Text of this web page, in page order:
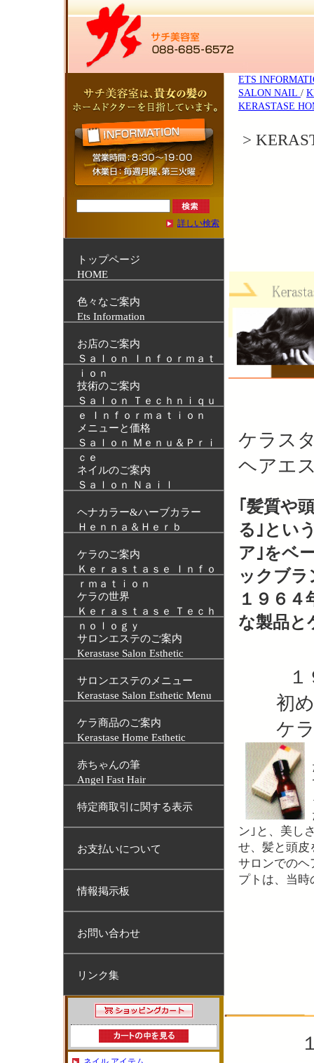
詳しい検索
トップページ
HOME
色々なご案内
Ets Information
お店のご案内
Ｓａｌｏｎ Ｉｎｆｏｒｍａｔ
ｉｏｎ
技術のご案内
Ｓａｌｏｎ Ｔｅｃｈｎｉｑｕ
ｅ Ｉｎｆｏｒｍａｔｉｏｎ
メニューと価格
Ｓａｌｏｎ Ｍｅｎｕ＆Ｐｒｉ
ｃｅ
ネイルのご案内
Ｓａｌｏｎ Ｎａｉｌ
ヘナカラー&ハーブカラー
Ｈｅｎｎａ＆Ｈｅｒｂ
ケラのご案内
Ｋｅｒａｓｔａｓｅ Ｉｎｆｏ
ｒｍａｔｉｏｎ
ケラの世界
Ｋｅｒａｓｔａｓｅ Ｔｅｃｈ
ｎｏｌｏｇｙ
サロンエステのご案内
Kerastase Salon Esthetic
サロンエステのメニュー
Kerastase Salon Esthetic Menu
ケラ商品のご案内
Kerastase Home Esthetic
赤ちゃんの筆
Angel Fast Hair
特定商取引に関する表示
お支払いについて
情報掲示板
お問い合わせ
リンク集
ETS
SALON NAIL /
KERASTASE
>
ケラス
ヘアエ
｢髪質や
る｣とい
ア｣をベ
ックブ
１９６
な製品と
初め
ケラ
ン｣と、美し
せ、髪と頭皮
サロンでのヘ
プトは、当